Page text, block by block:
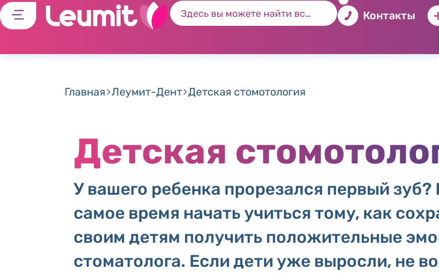
Контакты
Главная Леумит-Дент Детская стомотология
Детская
У вашего ребенка прорезался первый
самое время начать учиться тому, как
своим детям получить положительные
стоматолога. Если дети уже выросли, не